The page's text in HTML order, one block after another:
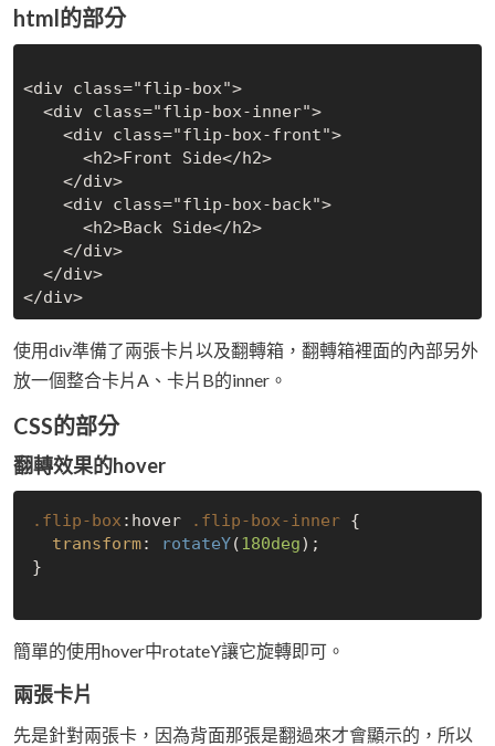
html的部分
<div class="flip-box">
使用div準備了兩張卡片以及翻轉箱，翻轉箱裡面的內部另外
放一個整合卡片A、卡片B的inner。
CSS的部分
翻轉效果的hover
.flip-box :hover .flip-box-inner {
transform: rotateY(180deg);
}
簡單的使用hover中rotateY讓它旋轉即可。
兩張卡片
先是針對兩張卡，因為背面那張是翻過來才會顯示的，所以